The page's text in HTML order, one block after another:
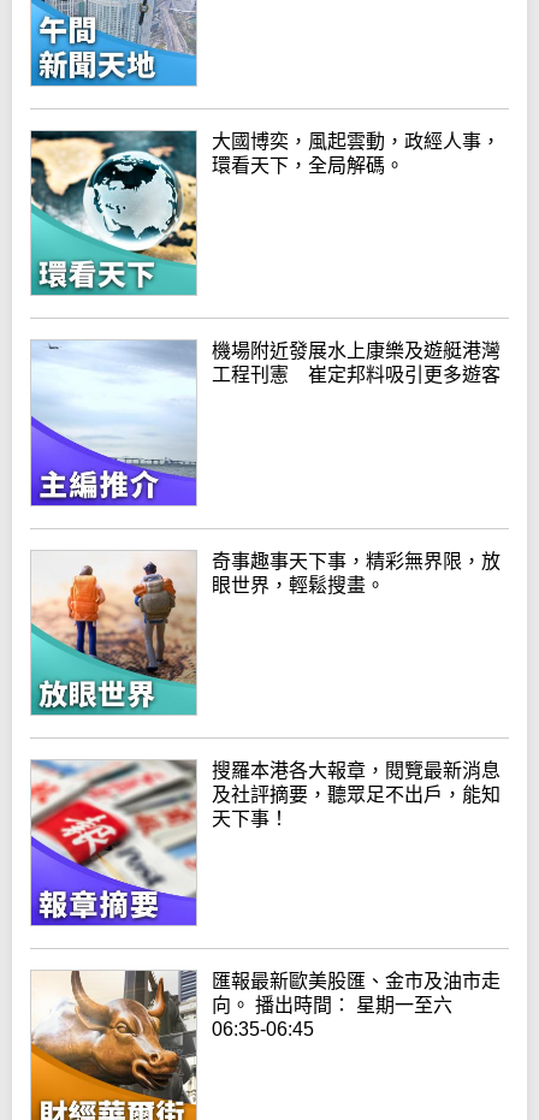
大國博奕，風起雲動，政經人事，
環看天下，全局解碼。
機場附近發展水上康樂及遊艇港灣
工程刊憲 崔定邦料吸引更多遊客
奇事趣事天下事，精彩無界限，放
眼世界，輕鬆搜畫。
搜羅本港各大報章，閱覽最新消息
及社評摘要，聽眾足不出戶，能知
天下事！
匯報最新歐美股匯、金市及油市走
向。 播出時間： 星期一至六
06:35-06:45